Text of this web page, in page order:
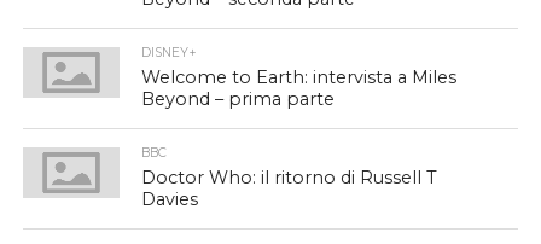
DISNEY+
Welcome to Earth: intervista a Miles
Beyond – prima parte
BBC
Doctor Who: il ritorno di Russell T
Davies